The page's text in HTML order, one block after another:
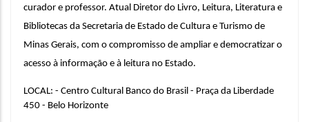
curador e professor. Atual Diretor do Livro, Leitura, Literatura e
Bibliotecas da Secretaria de Estado de Cultura e Turismo de
Minas Gerais, com o compromisso de ampliar e democratizar o
acesso à informação e à leitura no Estado.
LOCAL: - Centro Cultural Banco do Brasil - Praça da Liberdade
450 - Belo Horizonte